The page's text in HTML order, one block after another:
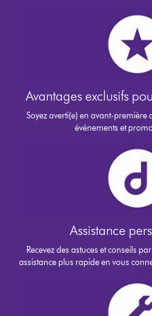
Avantages exclusifs
Soyez averti(e) en avant-première
événements et
Assistance
Recevez des astuces et conseils
assistance plus rapide en vous